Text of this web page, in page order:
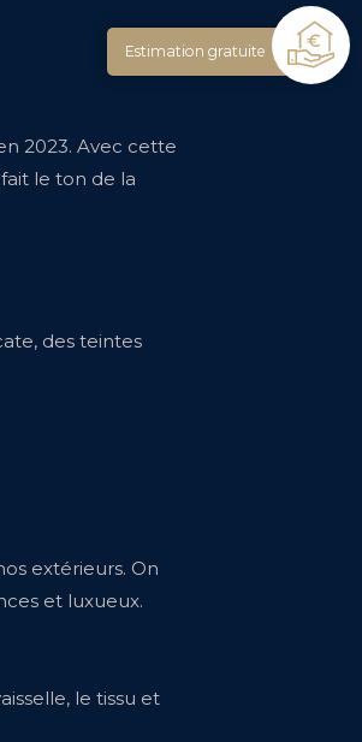
2023. Avec cette
le ton de la
des teintes
extérieurs. On
et luxueux.
le tissu et
Estimation gratuite